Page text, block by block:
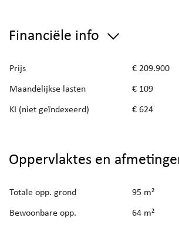
Financiële info
Prijs
€ 209.900
Maandelijkse lasten
€ 109
KI (niet geïndexeerd)
€ 624
Oppervlaktes en
Totale opp. grond
95 m²
Bewoonbare opp.
64 m²